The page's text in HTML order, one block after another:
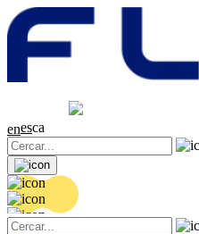
0.04 (+0.2%)
enesca